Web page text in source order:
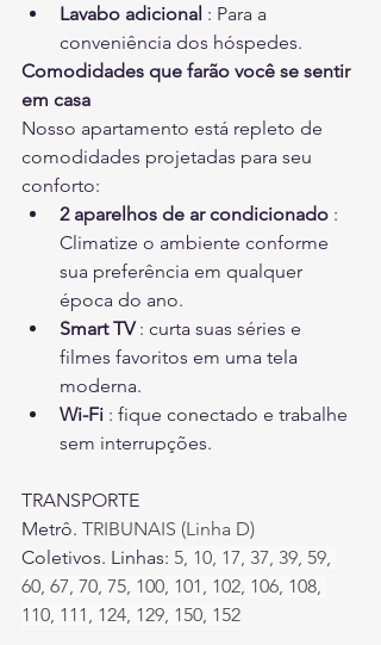
Lavabo adicional : Para a
conveniência dos hóspedes.
Comodidades que farão você se sentir
em casa
Nosso apartamento está repleto de
comodidades projetadas para seu
conforto:
2 aparelhos de ar condicionado :
Climatize o ambiente conforme
sua preferência em qualquer
época do ano.
Smart TV : curta suas séries e
filmes favoritos em uma tela
moderna.
Wi-Fi : fique conectado e trabalhe
sem interrupções.
TRANSPORTE
Metrô. TRIBUNAIS (Linha D)
Coletivos. Linhas: 5, 10, 17, 37, 39, 59,
60, 67, 70, 75, 100, 101, 102, 106, 108,
110, 111, 124, 129, 150, 152